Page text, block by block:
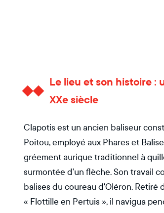
Le lieu et son histoire :
XXe siècle
Clapotis est un ancien baliseur
Poitou, employé aux Phares et
gréement aurique traditionnel à
surmontée d’un flèche. Son travail
balises du coureau d'Oléron. Retiré
« Flottille en Pertuis », il navigua